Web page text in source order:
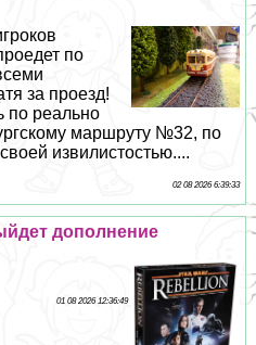
по
за проезд!
по реально
маршруту №32, по
извилистостью....
02 08 2026 6:39:33
дополнение
01 08 2026 12:36:49